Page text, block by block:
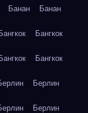
Банан Банан
Бангкок Бангкок
Бангкок Бангкок
Берлин
Берлин